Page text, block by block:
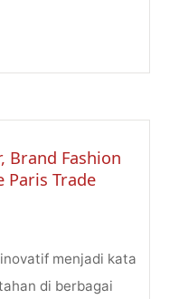
Brand Fashion
Paris Trade
menjadi kata
di berbagai